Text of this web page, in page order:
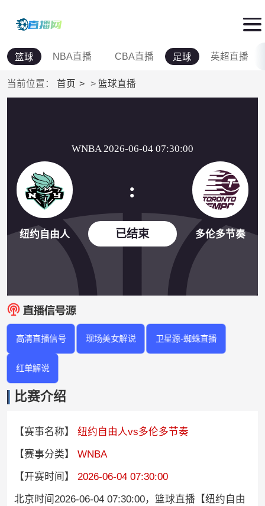
篮球 NBA直播 CBA直播 足球 英超直播
当前位置： 首页 > 篮球直播
WNBA 2026-06-04 07:30:00
纽约自由人
:
已结束 多伦多节奏
高清直播信号 现场美女解说 卫星源-蜘蛛直播
红单解说
比赛介绍
【赛事名称】
纽约自由人vs多伦多节奏
【赛事分类】
WNBA
【开赛时间】
2026-06-04 07:30:00
北京时间2026-06-04 07:30:00，篮球直播【纽约自由